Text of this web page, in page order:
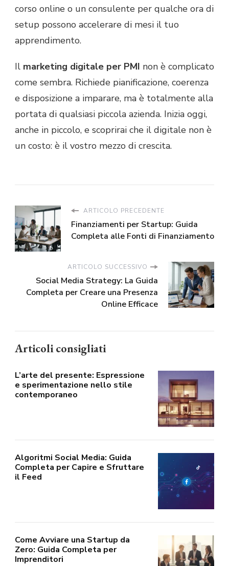
corso online o un consulente per qualche ora di
setup possono accelerare di mesi il tuo
apprendimento.
Il marketing digitale per PMI non è complicato
come sembra. Richiede pianificazione, coerenza
e disposizione a imparare, ma è totalmente alla
portata di qualsiasi piccola azienda. Inizia oggi,
anche in piccolo, e scoprirai che il digitale non è
un costo: è il vostro mezzo di crescita.
ARTICOLO PRECEDENTE
Finanziamenti per Startup: Guida
Completa alle Fonti di Finanziamento
ARTICOLO SUCCESSIVO
Social Media Strategy: La Guida
Completa per Creare una Presenza
Online Efficace
Articoli consigliati
L’arte del presente: Espressione
e sperimentazione nello stile
contemporaneo
Algoritmi Social Media: Guida
Completa per Capire e Sfruttare
il Feed
Come Avviare una Startup da
Zero: Guida Completa per
Imprenditori